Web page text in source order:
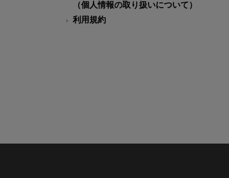
（個人情報の取り扱いについて）
利用規約